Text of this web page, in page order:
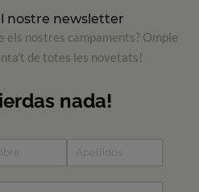
nostre newsletter
els nostres campaments? Omple
de totes les novetats!